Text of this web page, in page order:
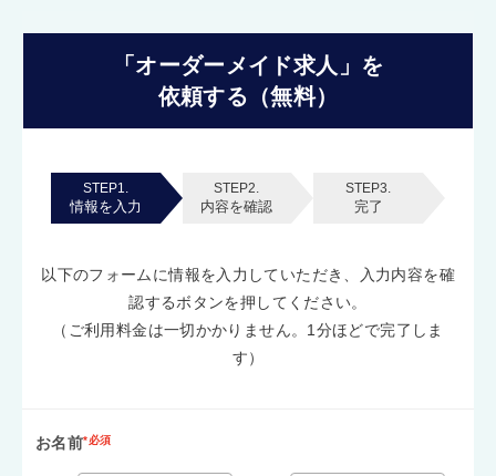
「オーダーメイド求人」を
依頼する（無料）
STEP1.
情報を入力
STEP2.
内容を確認
STEP3.
完了
以下のフォームに情報を入力していただき、入力内容を確
認するボタンを押してください。
（ご利用料金は一切かかりません。1分ほどで完了しま
す）
お名前*必須